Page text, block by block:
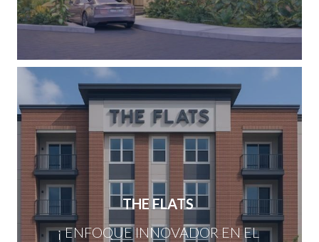
THE FLATS
¡ ENFOQUE INNOVADOR EN EL